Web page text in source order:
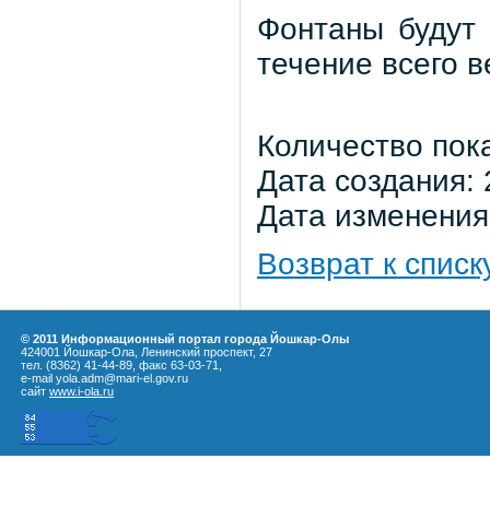
Фонтаны будут
течение всего
Количество
Дата
Дата
Возврат к
© 2011 Информационный портал города Йошкар-Олы
424001 Йошкар-Ола, Ленинский проспект, 27
тел. (8362) 41-44-89, факс 63-03-71,
e-mail yola.adm@mari-el.gov.ru
сайт www.i-ola.ru